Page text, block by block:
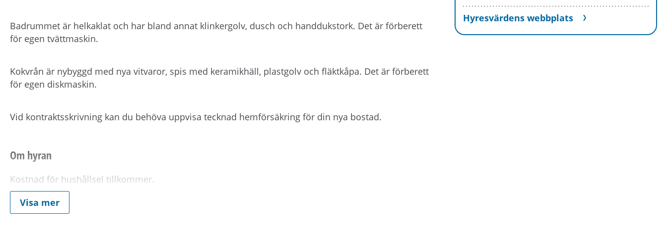
Badrummet är helkaklat och har bland annat klinkergolv, dusch och handdukstork. Det är förberett
för egen tvättmaskin.
Kokvrån är nybyggd med nya vitvaror, spis med keramikhäll, plastgolv och fläktkåpa. Det är förberett
för egen diskmaskin.
Vid kontraktsskrivning kan du behöva uppvisa tecknad hemförsäkring för din nya bostad.
Om hyran
Kostnad för hushållsel tillkommer.
Förmedlingsinformation
Visa mer
Hyresvärdens webbplats